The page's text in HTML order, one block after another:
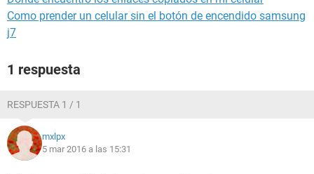
Como prender un celular sin el botón de encendido samsung
j7
1 respuesta
RESPUESTA 1 / 1
mxlpx
5 mar 2016 a las 15:31